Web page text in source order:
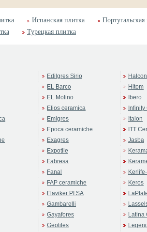
Испанская плитка Португальская
Турецкая плитка
Edilgres Sirio
EL Barco
EL Molino
Elios ceramica
Emigres
Epoca ceramiche
Exagres
Expotile
Fabresa
Fanal
FAP ceramiche
Flaviker PI.SA
Gambarelli
Gayafores
Geotiles
Halcon
Hitom
Ibero
Italon
ITT
Jasba
Keros
Latina